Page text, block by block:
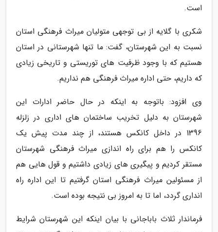
است.
شکری با گلایه از بی توجهی متولیان میراث فرهنگی استان
نسبت به این شهرستان، گفت: ما تنها شهرستانی در استان
هستیم که با وجود ظرفیت های توریستی و تاریخی زیادی
که داریم، حتی اداره میراث فرهنگی هم نداریم.
وی افزود: باتوجه به اینکه در حال حاضر ادارات این
شهرستان به دلیل تخریب ساختمان های اداری در زلزله
1396 در داخل کانکس هستند، از چند مدت پیش یک
کانکس را هم برای راه اندازی میراث فرهنگی شهرستان
مستقر کردیم و پیگیری های زیادی داشتیم و قول هایی هم
از مسئولین میراث فرهنگی استان گرفتیم تا این اداره راه
انداری گردد، اما تا به امروز بی نتیجه بوده است.
فرماندار ثلاث باباجانی با بیان اینکه این شهرستان شرایط